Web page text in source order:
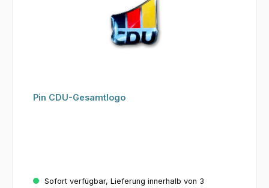
Pin CDU-Gesamtlogo
Sofort verfügbar, Lieferung innerhalb von 3